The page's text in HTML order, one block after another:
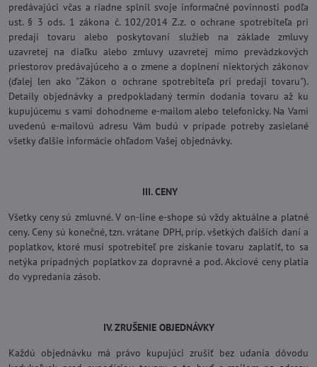
predávajúci včas a riadne splnil svoje informačné povinnosti podľa
ust. § 3 ods. 1 zákona č. 102/2014 Z.z. o ochrane spotrebiteľa pri
predaji tovaru alebo poskytovaní služieb na základe zmluvy
uzavretej na diaľku alebo zmluvy uzavretej mimo prevádzkových
priestorov predávajúceho a o zmene a doplnení niektorých zákonov
(ďalej len ako "Zákon o ochrane spotrebiteľa pri predaji tovaru").
Detaily objednávky a predpokladaný termín dodania tovaru až ku
kupujúcemu s vami dohodneme e-mailom alebo telefonicky. Na Vami
uvedenú e-mailovú adresu Vám budú v prípade potreby zasielané
všetky ďalšie informácie ohľadom Vašej objednávky.
III. CENY
Všetky ceny sú zmluvné. V on-line e-shope sú vždy aktuálne a platné
ceny. Ceny sú konečné, tzn. vrátane DPH, príp. všetkých ďalších daní a
poplatkov, ktoré musí spotrebiteľ pre získanie tovaru zaplatiť, to sa
netýka prípadných poplatkov za dopravné a pod. Akciové ceny platia
do vypredania zásob.
IV. ZRUŠENIE OBJEDNÁVKY
Každú objednávku má právo kupujúci zrušiť bez udania dôvodu